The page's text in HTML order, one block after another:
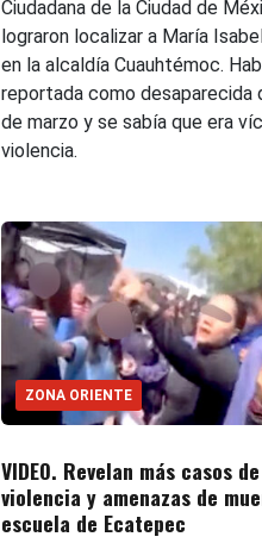
Ciudadana de la Ciudad de
lograron localizar a María
en la alcaldía Cuauhtémoc.
reportada como desaparecida
de marzo y se sabía que era
violencia.
ZONA ORIENTE
VIDEO. Revelan más casos
violencia y amenazas de
escuela de Ecatepec